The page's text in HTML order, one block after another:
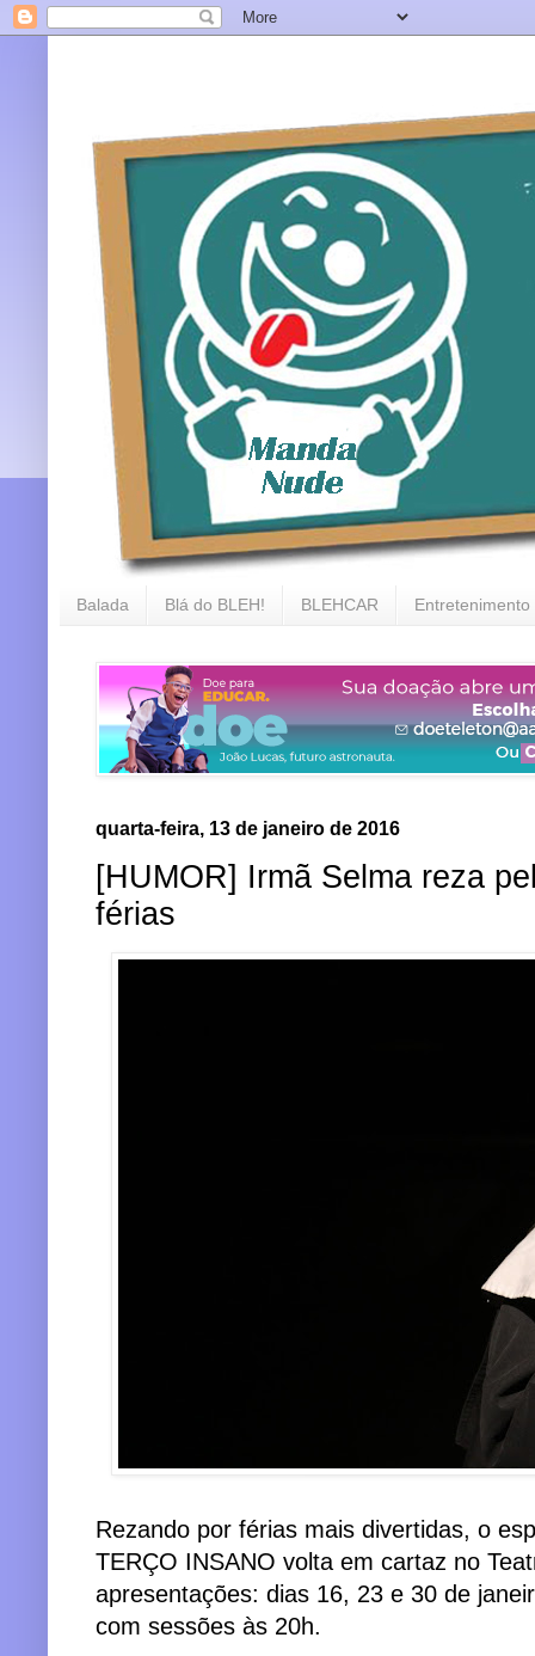
Balada Blá do BLEH! BLEHCAR Entretenimento
quarta-feira, 13 de janeiro de 2016
[HUMOR] Irmã Selma reza
férias
Rezando por férias mais divertidas, o
TERÇO INSANO volta em cartaz no
apresentações: dias 16, 23 e 30 de
com sessões às 20h.